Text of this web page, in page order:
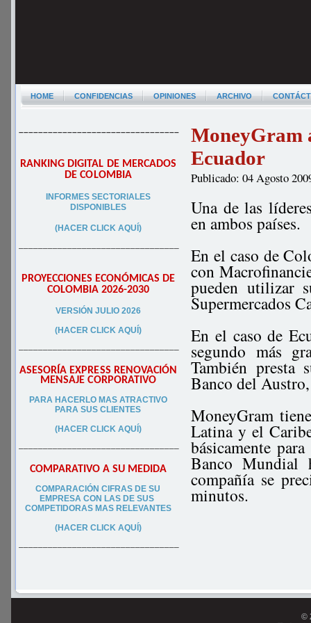
HOME CONFIDENCIAS OPINIONES ARCHIVO
–––––––––––––––––––––––––––––––––
RANKING DIGITAL DE MERCADOS
DE COLOMBIA
INFORMES SECTORIALES
DISPONIBLES
(HACER CLICK AQUÍ)
–––––––––––––––––––––––––––––––––
PROYECCIONES ECONÓMICAS DE
COLOMBIA 2026-2030
VERSIÓN JULIO 2026
(HACER CLICK AQUÍ)
–––––––––––––––––––––––––––––––––
ASESORÍA EXPRESS RENOVACIÓN
MENSAJE CORPORATIVO
PARA HACERLO MAS ATRACTIVO
PARA SUS CLIENTES
(HACER CLICK AQUÍ)
–––––––––––––––––––––––––––––––––
COMPARATIVO A SU MEDIDA
COMPARACIÓN CIFRAS DE SU
EMPRESA CON LAS DE SUS
COMPETIDORAS MAS RELEVANTES
(HACER CLICK AQUÍ)
–––––––––––––––––––––––––––––––––
MoneyGram
Ecuador
Publicado: 04 Agosto
Una de las
en ambos países.
En el caso de
con
pueden utilizar
Supermercados
En el caso de
segundo más
También presta
Banco del
MoneyGram
Latina y el
básicamente
Banco Mundial
compañía se
minutos.
©